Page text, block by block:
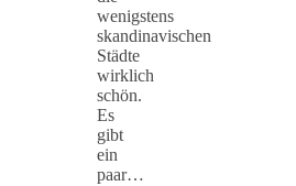
wenigstens
skandinavischen
Städte
wirklich
schön.
Es
gibt
ein
paar…